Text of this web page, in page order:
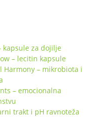
kapsule za dojilje
– lecitin kapsule
Harmony – mikrobiota i
– emocionalna
trakt i pH ravnoteža